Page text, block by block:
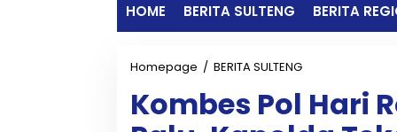
HOME BERITA SULTENG BERITA
Homepage / BERITA SULTENG
m
Kombes Pol Hari